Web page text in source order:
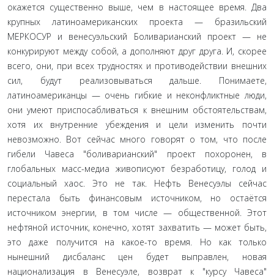
окажется существенно выше, чем в настоящее время. Два
крупных латиноамериканских проекта — бразильский
МЕРКОСУР и венесуэльский Боливарианский проект — не
конкурируют между собой, а дополняют друг друга. И, скорее
всего, они, при всех трудностях и противодействии внешних
сил, будут реализовываться дальше. Понимаете,
латиноамериканцы — очень гибкие и неконфликтные люди,
они умеют приспосабливаться к внешним обстоятельствам,
хотя их внутренние убеждения и цели изменить почти
невозможно. Вот сейчас много говорят о том, что после
гибели Чавеса "боливарианский" проект похоронен, в
глобальных масс-медиа живописуют безработицу, голод и
социальный хаос. Это не так. Нефть Венесуэлы сейчас
перестала быть финансовым источником, но остаётся
источником энергии, в том числе — общественной. Этот
нефтяной источник, конечно, хотят захватить — может быть,
это даже получится на какое-то время. Но как только
нынешний дисбаланс цен будет выправлен, новая
национализация в Венесуэле, возврат к "курсу Чавеса"